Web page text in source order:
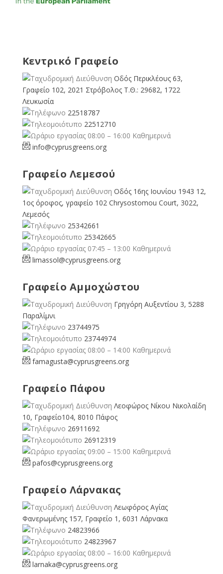
Κεντρικό Γραφείο
Οδός Περικλέους 63,
Γραφείο 102, 2021 Στρόβολος Τ.Θ.: 29682, 1722
Λευκωσία
22518787
22512710
08:00 – 16:00 Καθημερινά
info@cyprusgreens.org
Γραφείο Λεμεσού
Οδός 16ης Ιουνίου 1943 12,
1ος όροφος, γραφείο 102 Chrysostomou Court, 3022,
Λεμεσός
25342661
25342665
07:45 – 13:00 Καθημερινά
limassol@cyprusgreens.org
Γραφείο Αμμοχώστου
Γρηγόρη Αυξεντίου 3, 5288
Παραλίμνι
23744975
23744974
08:00 – 14:00 Καθημερινά
famagusta@cyprusgreens.org
Γραφείο Πάφου
Λεοφώρος Νίκου Νικολαίδη
10, Γραφείο104, 8010 Πάφος
26911692
26912319
09:00 – 15:00 Καθημερινά
pafos@cyprusgreens.org
Γραφείο Λάρνακας
Λεωφόρος Αγίας
Φανερωμένης 157, Γραφείο 1, 6031 Λάρνακα
24823966
24823967
08:00 – 16:00 Καθημερινά
larnaka@cyprusgreens.org